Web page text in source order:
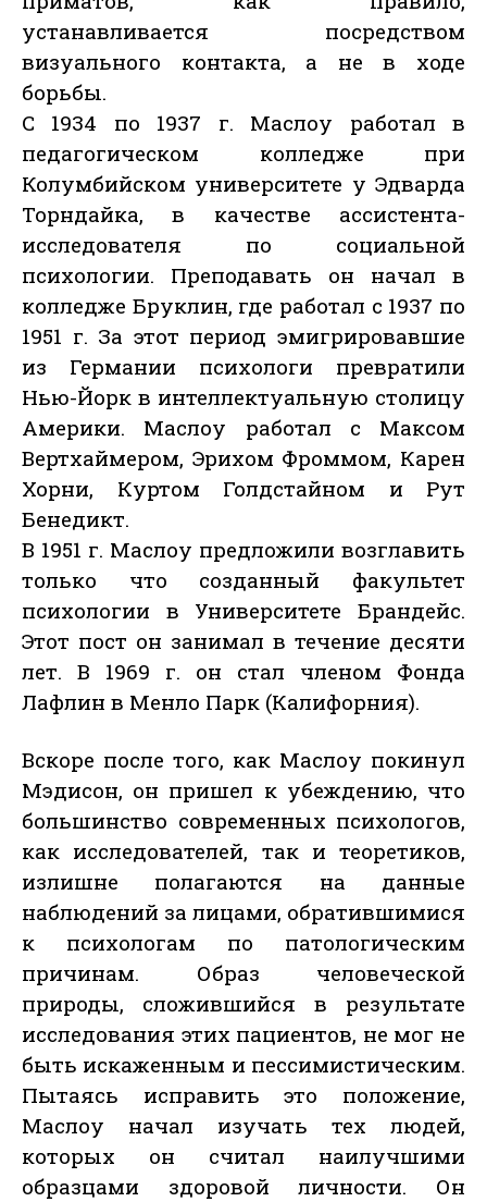
устанавливается посредством
визуального контакта, а не в ходе
борьбы.
С 1934 по 1937 г. Маслоу работал в
педагогическом колледже при
Колумбийском университете у Эдварда
Торндайка, в качестве ассистента-
исследователя по социальной
психологии. Преподавать он начал в
колледже Бруклин, где работал с 1937 по
1951 г. За этот период эмигрировавшие
из Германии психологи превратили
Нью-Йорк в интеллектуальную столицу
Америки. Маслоу работал с Максом
Вертхаймером, Эрихом Фроммом, Карен
Хорни, Куртом Голдстайном и Рут
Бенедикт.
В 1951 г. Маслоу предложили возглавить
только что созданный факультет
психологии в Университете Брандейс.
Этот пост он занимал в течение десяти
лет. В 1969 г. он стал членом Фонда
Лафлин в Менло Парк (Калифорния).
Вскоре после того, как Маслоу покинул
Мэдисон, он пришел к убеждению, что
большинство современных психологов,
как исследователей, так и теоретиков,
излишне полагаются на данные
наблюдений за лицами, обратившимися
к психологам по патологическим
причинам. Образ человеческой
природы, сложившийся в результате
исследования этих пациентов, не мог не
быть искаженным и пессимистическим.
Пытаясь исправить это положение,
Маслоу начал изучать тех людей,
которых он считал наилучшими
образцами здоровой личности. Он